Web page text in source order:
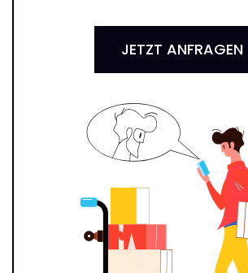
JETZT ANFRAGEN